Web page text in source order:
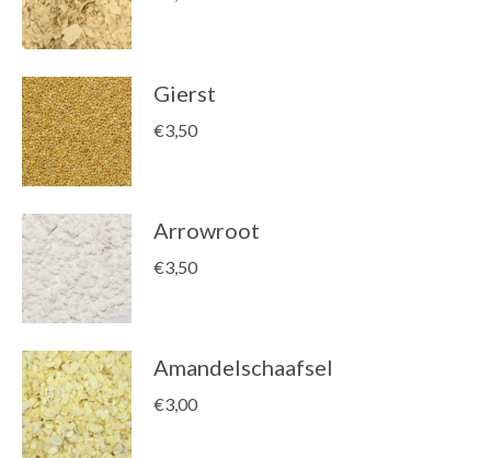
Gierst
€3,50
Arrowroot
€3,50
Amandelschaafsel
€3,00